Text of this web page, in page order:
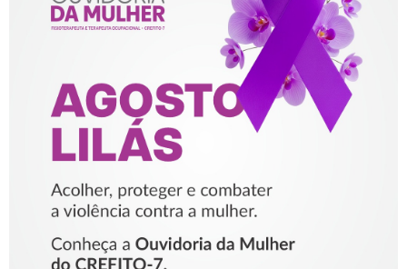
AGOSTO LILÁS – ACOLHER,
PROTEGER E COMBATER A
VIOLÊNCIA CONTRA A
MULHER